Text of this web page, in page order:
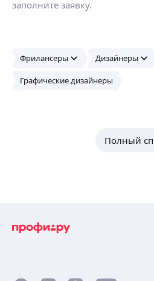
заполните заявку.
Фрилансеры Дизайнеры
Графические дизайнеры
Полный